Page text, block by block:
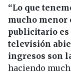
“Lo que
mucho menor
publicitario
televisión
ingresos son
haciendo